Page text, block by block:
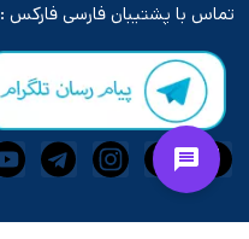
تماس با پشتیبان فارسی فارکس :